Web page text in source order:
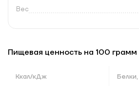
Вес
Пищевая ценность на 100 грамм
Ккал/кДж Белки,